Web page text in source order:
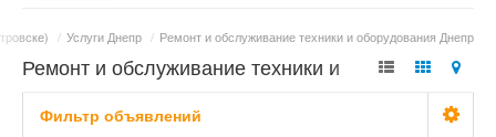
/ Услуги Днепр / Ремонт и обслуживание техники и оборудования Днепр
Ремонт и обслуживание техники и
оборудования в Днепре (Днепропетровске) -
Фильтр объявлений